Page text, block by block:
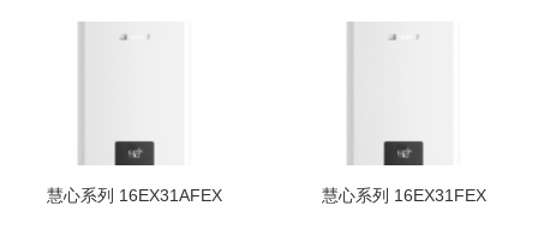
慧心系列 16EX31AFEX 慧心系列 16EX31FEX